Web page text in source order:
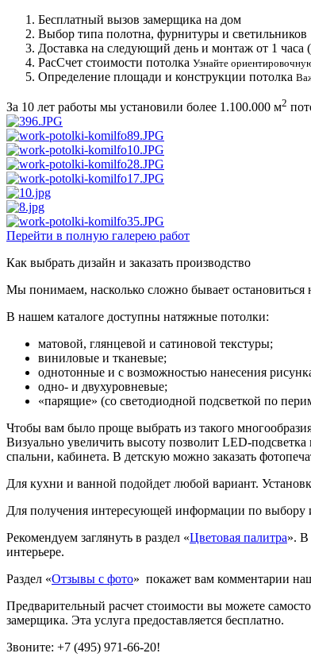
Бесплатный вызов замерщика на дом
Выбор типа полотна, фурнитуры и светильников
Доставка на следующий день и монтаж от 1 часа
РасСчет стоимости потолка Узнайте
Определение площади и конструкции потолка
За 10 лет работы мы установили более 1.100.000 м2
Перейти в полную галерею работ
Как выбрать дизайн и заказать производство
Мы понимаем, насколько сложно бывает
В нашем каталоге доступны натяжные потолки:
матовой, глянцевой и сатиновой текстуры;
виниловые и тканевые;
однотонные и с возможностью нанесения
одно- и двухуровневые;
«парящие» (со светодиодной подсветкой по
Чтобы вам было проще выбрать из такого
Визуально увеличить высоту позволит LED-
спальни, кабинета. В детскую можно заказать
Для кухни и ванной подойдет любой вариант.
Для получения интересующей информации по выбору
Рекомендуем заглянуть в раздел «Цветовая палитра». В
интерьере.
Раздел «Отзывы с фото» покажет вам комментарии
Предварительный расчет стоимости вы можете
замерщика. Эта услуга предоставляется бесплатно.
Звоните: +7 (495) 971-66-20!